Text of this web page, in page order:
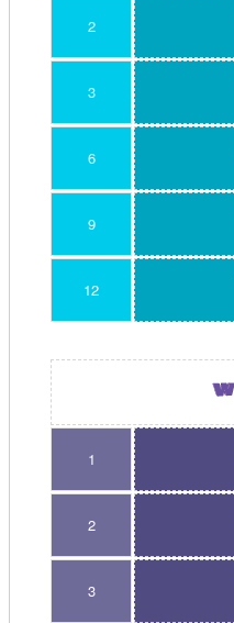
2
3
6
9
12
1
2
3